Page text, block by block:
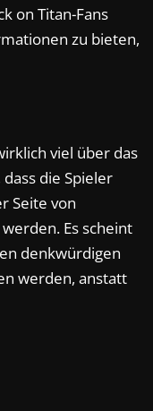
on Titan-Fans
zu bieten,
viel über das
die Spieler
Seite von
Es scheint
denkwürdigen
werden, anstatt